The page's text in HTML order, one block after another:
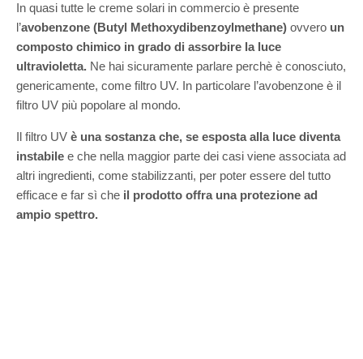
In quasi tutte le creme solari in commercio è presente
l’avobenzone (Butyl Methoxydibenzoylmethane) ovvero un
composto chimico in grado di assorbire la luce
ultravioletta. Ne hai sicuramente parlare perchè è conosciuto,
genericamente, come filtro UV. In particolare l’avobenzone è il
filtro UV più popolare al mondo.
Il filtro UV è una sostanza che, se esposta alla luce diventa
instabile e che nella maggior parte dei casi viene associata ad
altri ingredienti, come stabilizzanti, per poter essere del tutto
efficace e far sì che il prodotto offra una protezione ad
ampio spettro.